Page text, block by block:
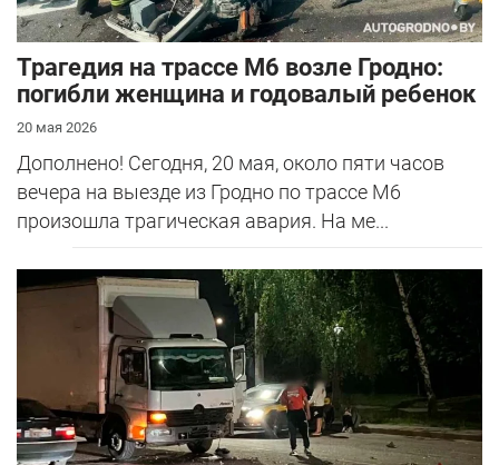
Трагедия на трассе М6 возле Гродно:
погибли женщина и годовалый ребенок
20 мая 2026
Дополнено! Сегодня, 20 мая, около пяти часов
вечера на выезде из Гродно по трассе М6
произошла трагическая авария. На ме...